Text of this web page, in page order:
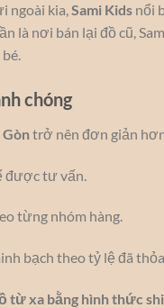
ngoài kia,Sami Kidsnổi
là nơi bán lại đồ cũ,
chóng
trở nên đơn giản
được tư vấn.
từng nhóm hàng.
bạch theo tỷ lệ đã
từ xa bằng hình thức